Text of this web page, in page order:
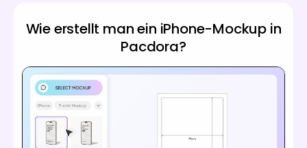
Wie erstellt man ein iPhone-Mockup in
Pacdora?